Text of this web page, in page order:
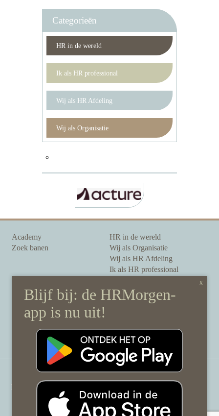
Categorieën
HR in de wereld
Ik als HR professional
Wij als HR Afdeling
Wij als Organisatie
Academy
Zoek banen
HR in de wereld
Wij als Organisatie
Wij als HR Afdeling
Ik als HR professional
Onze auteurs
Onze partners
Sponsoring
Over HRMorgen
Disclaimer & gedragscode
HRMorgen.nl